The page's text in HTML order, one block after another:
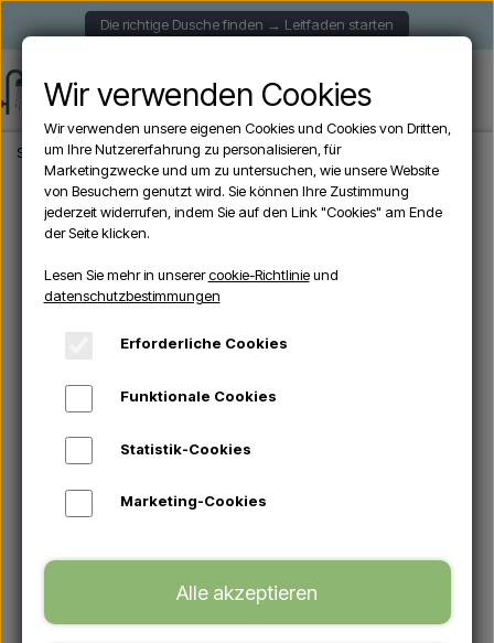
Die richtige Dusche finden → Leitfaden starten
Startseite Aussendusche Wandhängende Duschen
Wir verwenden Cookies
Wir verwenden unsere eigenen Cookies und Cookies von Dritten,
um Ihre Nutzererfahrung zu personalisieren, für
Marketingzwecke und um zu untersuchen, wie unsere Website
von Besuchern genutzt wird. Sie können Ihre Zustimmung
jederzeit widerrufen, indem Sie auf den Link "Cookies" am Ende
der Seite klicken.
Lesen Sie mehr in unserercookie-Richtlinieund
datenschutzbestimmungen
Erforderliche Cookies
Funktionale Cookies
Statistik-Cookies
Marketing-Cookies
Alle akzeptieren